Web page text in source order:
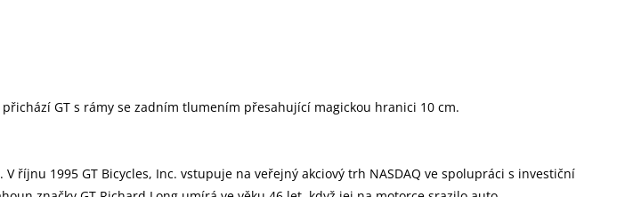
GT s rámy se zadním tlumením přesahující magickou hranici 10 cm.
říjnu 1995 GT Bicycles, Inc. vstupuje na veřejný akciový trh NASDAQ ve spolupráci s investiční